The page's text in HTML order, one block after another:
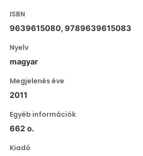
ISBN
9639615080, 9789639615083
Nyelv
magyar
Megjelenés éve
2011
Egyéb információk
662 o.
Kiadó